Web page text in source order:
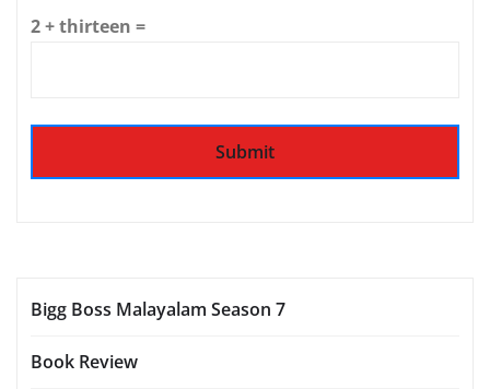
2 + thirteen =
Bigg Boss Malayalam Season 7
Book Review